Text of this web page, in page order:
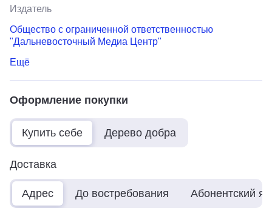
Издатель
Общество с ограниченной ответственностью
"Дальневосточный Медиа Центр"
Ещё
Оформление покупки
Купить себе Дерево добра
Доставка
Адрес До востребования Абонентский